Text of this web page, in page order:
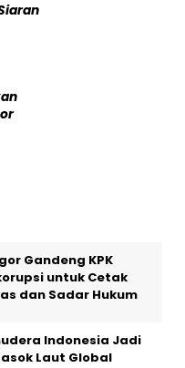
Gandeng KPK
untuk Cetak
dan Sadar Hukum
Indonesia Jadi
Laut Global